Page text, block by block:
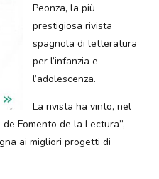
Peonza, la più
prestigiosa rivista
spagnola di letteratura
per l’infanzia e
l’adolescenza.
La rivista ha vinto, nel
Fomento de la Lectura”,
ai migliori progetti di